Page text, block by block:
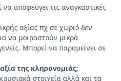
αποφεύγει τις αναγκαστικές
αξίας πχ σε χωριό δεν
να μοιραστούν μικρά
Μπορεί να παραμείνει σε
της κληρονομιάς;
στοιχεία αλλά και τα